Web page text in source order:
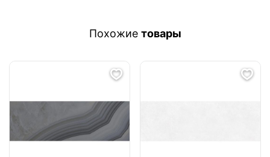
Похожие товары